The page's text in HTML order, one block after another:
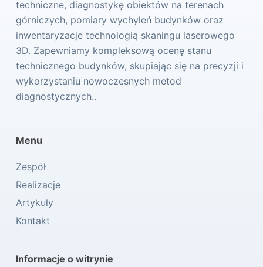
techniczne, diagnostykę obiektów na terenach
górniczych, pomiary wychyleń budynków oraz
inwentaryzacje technologią skaningu laserowego
3D. Zapewniamy kompleksową ocenę stanu
technicznego budynków, skupiając się na precyzji i
wykorzystaniu nowoczesnych metod
diagnostycznych..
Menu
Zespół
Realizacje
Artykuły
Kontakt
Informacje o witrynie